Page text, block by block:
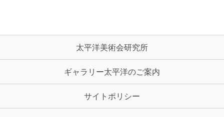
太平洋美術会研究所
ギャラリー太平洋のご案内
サイトポリシー